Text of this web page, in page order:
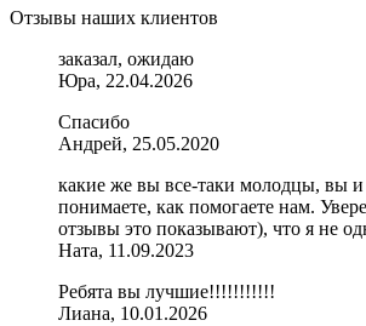
Отзывы наших клиентов
заказал, ожидаю
Юра, 22.04.2026
Спасибо
Андрей, 25.05.2020
какие же вы все-таки молодцы, вы
понимаете, как помогаете нам.
отзывы это показывают), что я не
Ната, 11.09.2023
Ребята вы лучшие!!!!!!!!!!!
Лиана, 10.01.2026